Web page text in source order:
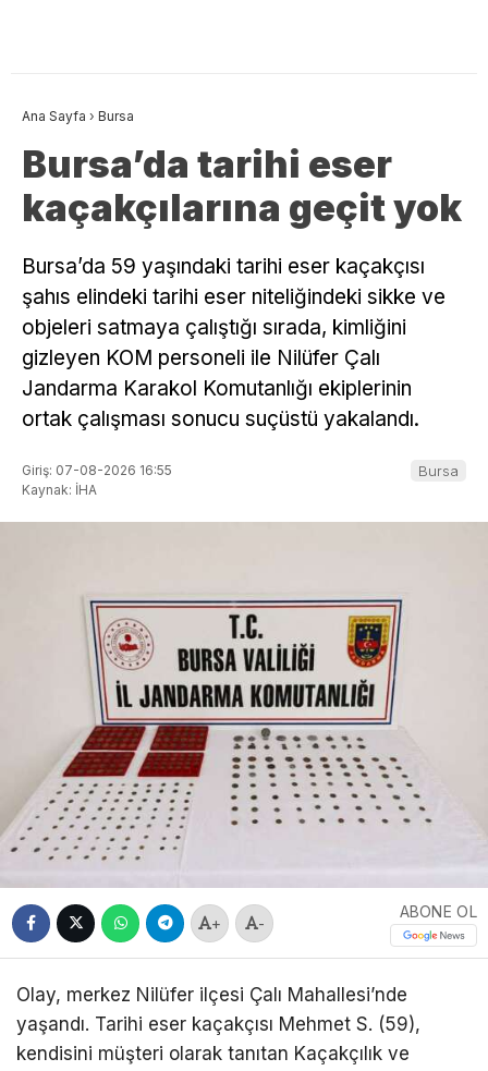
Ana Sayfa › Bursa
Bursa’da tarihi eser
kaçakçılarına geçit yok
Bursa’da 59 yaşındaki tarihi eser kaçakçısı
şahıs elindeki tarihi eser niteliğindeki sikke ve
objeleri satmaya çalıştığı sırada, kimliğini
gizleyen KOM personeli ile Nilüfer Çalı
Jandarma Karakol Komutanlığı ekiplerinin
ortak çalışması sonucu suçüstü yakalandı.
Giriş: 07-08-2026 16:55
Kaynak: İHA
Bursa
+ -
ABONE OL
Olay, merkez Nilüfer ilçesi Çalı Mahallesi’nde
yaşandı. Tarihi eser kaçakçısı Mehmet S. (59),
kendisini müşteri olarak tanıtan Kaçakçılık ve